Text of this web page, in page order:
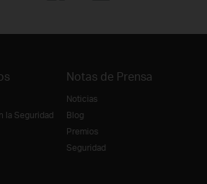
la Seguridad
Notas de Prensa
Noticias
Blog
Premios
Seguridad